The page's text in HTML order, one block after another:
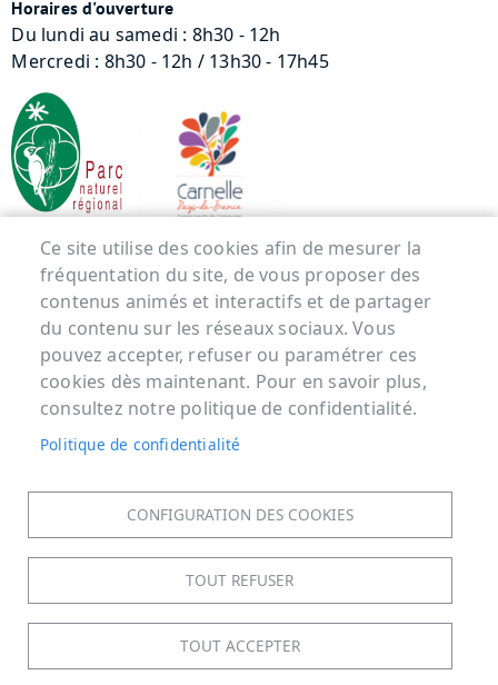
Horaires d'ouverture
Du lundi au samedi : 8h30 - 12h
Mercredi : 8h30 - 12h / 13h30 - 17h45
Menu Pied de page
ACCUEIL
MENTIONS LÉGALES
DONNÉES PERSONNELLES
ACCESSIBILITÉ : NON CONFORME
COOKIES
PLAN DU SITE
S'IDENTIFIER
Ce site utilise des cookies afin de mesurer la
fréquentation du site, de vous proposer des
contenus animés et interactifs et de partager
du contenu sur les réseaux sociaux. Vous
pouvez accepter, refuser ou paramétrer ces
cookies dès maintenant. Pour en savoir plus,
consultez notre politique de confidentialité.
Politique de confidentialité
CONFIGURATION DES COOKIES
TOUT REFUSER
TOUT ACCEPTER